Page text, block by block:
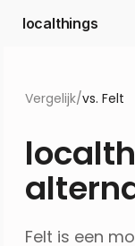
localthings
Vergelijk/vs. Felt
Felt is een